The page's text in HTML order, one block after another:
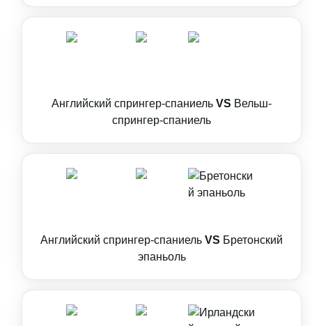
Английский спрингер-спаниель VS Вельш-
спрингер-спаниель
Английский спрингер-спаниель VS Бретонский
эпаньоль